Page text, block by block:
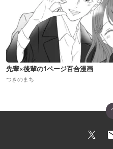
先輩×後輩の1ページ百合漫画
つきのまち